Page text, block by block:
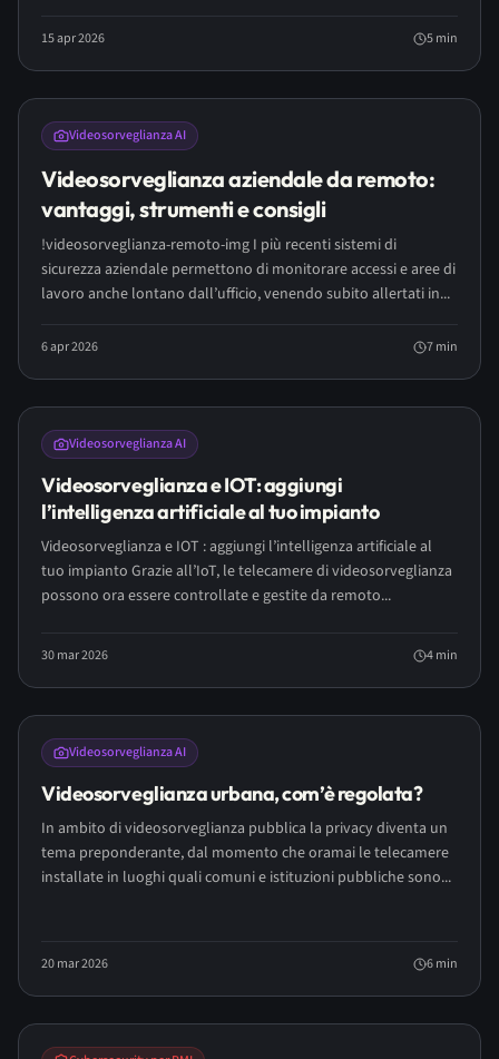
15 apr 2026 5min
LONG READ
Videosorveglianza AI
Videosorveglianza aziendale da remoto:
vantaggi, strumenti e consigli
!videosorveglianza-remoto-img I più recenti sistemi di
sicurezza aziendale permettono di monitorare accessi e aree di
lavoro anche lontano dall’ufficio, venendo subito allertati in...
6 apr 2026 7min
Videosorveglianza AI
Videosorveglianza e IOT: aggiungi
l’intelligenza artificiale al tuo impianto
Videosorveglianza e IOT : aggiungi l’intelligenza artificiale al
tuo impianto Grazie all’IoT, le telecamere di videosorveglianza
possono ora essere controllate e gestite da remoto...
30 mar 2026 4min
Videosorveglianza AI
Videosorveglianza urbana, com’è regolata?
In ambito di videosorveglianza pubblica la privacy diventa un
tema preponderante, dal momento che oramai le telecamere
installate in luoghi quali comuni e istituzioni pubbliche sono...
20 mar 2026 6min